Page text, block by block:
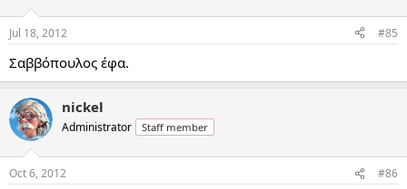
Jul 18, 2012 #85
Σαββόπουλος έφα.
nickel
Administrator Staff member
Oct 6, 2012 #86